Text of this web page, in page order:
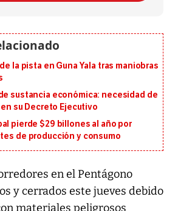
la pista en Guna Yala tras maniobras
sustancia económica: necesidad de
su Decreto Ejecutivo
pierde $29 billones al año por
de producción y consumo
en el Pentágono
y cerrados este jueves debido
materiales peligrosos